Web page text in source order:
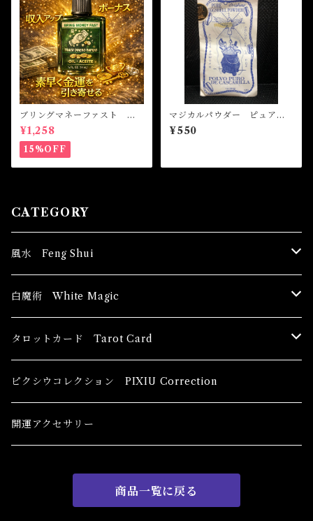
ブリングマネーファスト マ
ジカルオイル・魔女オイル B
RING MONEY FAST Magi
cal Oil
¥1,258
15%OFF
マジカルパウダー ピュアエ
エッグシェル Magical Pod
er PURE EGGSHELL
¥550
CATEGORY
風水 Feng Shui
ブッダ Buddha
恋愛運
健康運 Health
金運 Money
キーチェーン
白魔術 White Magic
香油 Oils
恋愛 Love
金運 Money
スピリチュアル Spiritual
キャンドル Candles
恋愛 Love
線香 Stick Incense
パウダー Magical Powder
タロットカード Tarot Card
初心者向け For The Beginners
中級者向け
ピクシウコレクション PIXIU Correction
開運アクセサリー
商品一覧に戻る